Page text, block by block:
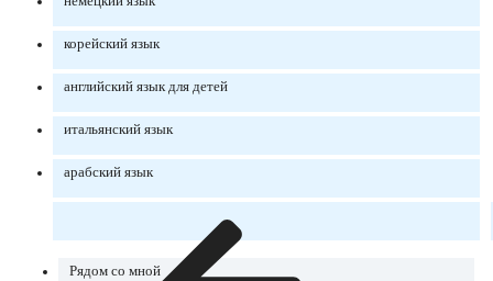
корейский язык
английский язык для детей
итальянский язык
арабский язык
Рядом со мной